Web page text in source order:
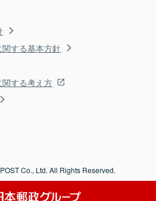
する基本方針
する考え方
Co., Ltd. All Rights Reserved.